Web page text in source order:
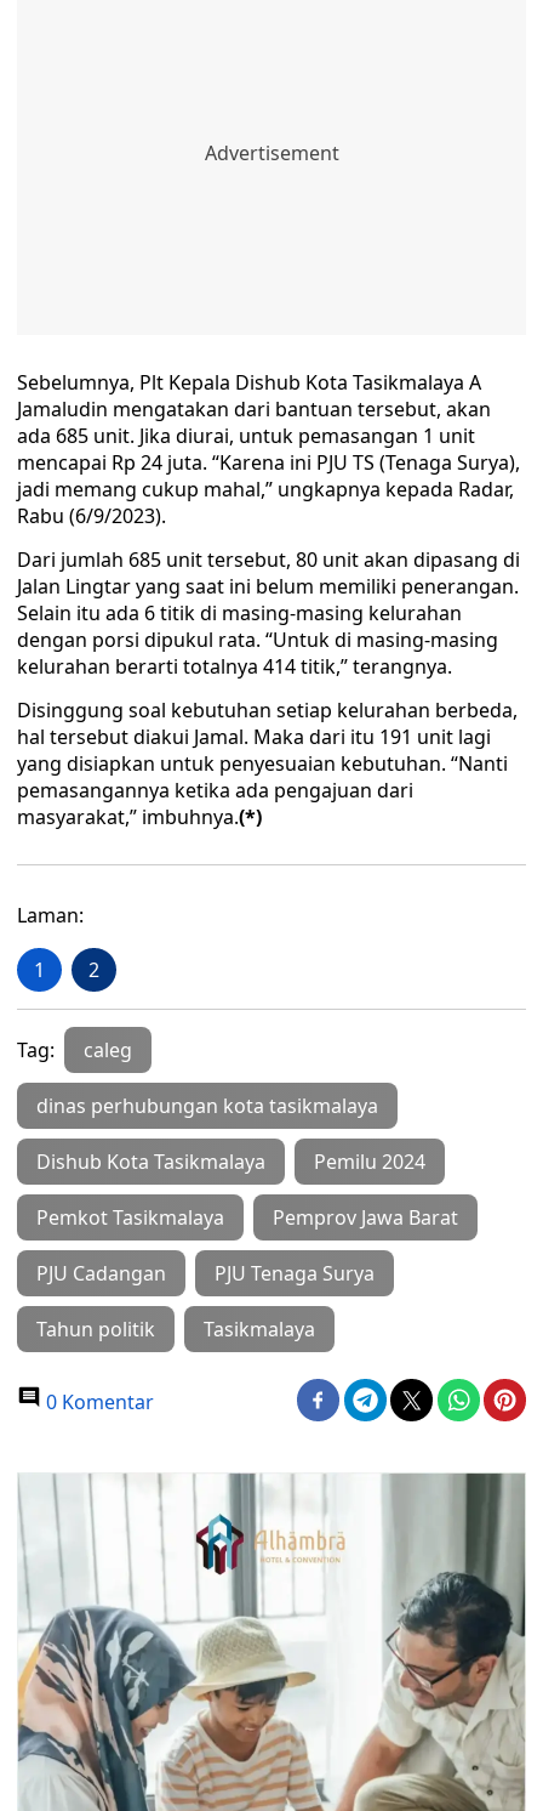
Sebelumnya, Plt Kepala Dishub Kota Tasikmalaya A
Jamaludin mengatakan dari bantuan tersebut, akan
ada 685 unit. Jika diurai, untuk pemasangan 1 unit
mencapai Rp 24 juta. “Karena ini PJU TS (Tenaga Surya),
jadi memang cukup mahal,” ungkapnya kepada Radar,
Rabu (6/9/2023).
Dari jumlah 685 unit tersebut, 80 unit akan dipasang di
Jalan Lingtar yang saat ini belum memiliki penerangan.
Selain itu ada 6 titik di masing-masing kelurahan
dengan porsi dipukul rata. “Untuk di masing-masing
kelurahan berarti totalnya 414 titik,” terangnya.
Disinggung soal kebutuhan setiap kelurahan berbeda,
hal tersebut diakui Jamal. Maka dari itu 191 unit lagi
yang disiapkan untuk penyesuaian kebutuhan. “Nanti
pemasangannya ketika ada pengajuan dari
masyarakat,” imbuhnya.(*)
Laman:
1 2
Tag: caleg
dinas perhubungan kota tasikmalaya
Dishub Kota Tasikmalaya Pemilu 2024
Pemkot Tasikmalaya Pemprov Jawa Barat
PJU Cadangan PJU Tenaga Surya
Tahun politik Tasikmalaya
0 Komentar